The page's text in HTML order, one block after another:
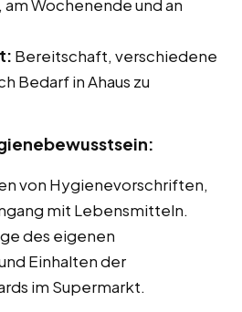
Wochenende und an
Bereitschaft, verschiedene
Bedarf in Ahaus zu
von Hygienevorschriften,
mit Lebensmitteln.
des eigenen
Einhalten der
im Supermarkt.